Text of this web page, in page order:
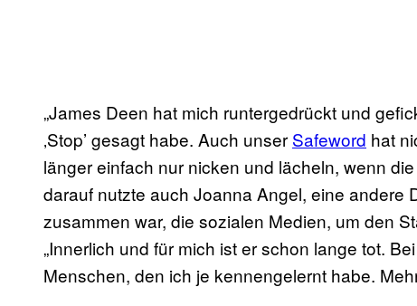
„James Deen hat mich runtergedrückt und
‚Stop’ gesagt habe. Auch unser Safeword hat
länger einfach nur nicken und lächeln, wenn
darauf nutzte auch Joanna Angel, eine andere
zusammen war, die sozialen Medien, um den
„Innerlich und für mich ist er schon lange tot.
Menschen, den ich je kennengelernt habe.